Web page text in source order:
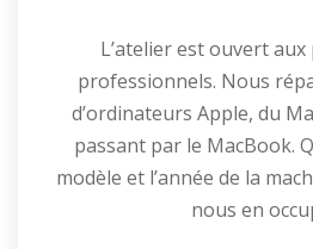
L’atelier est ouvert
professionnels. Nous
d’ordinateurs Apple, du
passant par le MacBook.
modèle et l’année de la
nous en